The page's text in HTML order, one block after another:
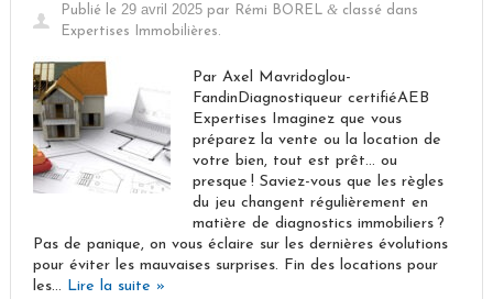
Publié le 29 avril 2025par Rémi BOREL &classé dans
Expertises Immobilières.
Par Axel Mavridoglou-
FandinDiagnostiqueur certifiéAEB
Expertises Imaginez que vous
préparez la vente ou la location de
votre bien, tout est prêt… ou
presque ! Saviez-vous que les règles
du jeu changent régulièrement en
matière de diagnostics immobiliers ?
Pas de panique, on vous éclaire sur les dernières évolutions
pour éviter les mauvaises surprises. Fin des locations pour
les… Lire la suite »